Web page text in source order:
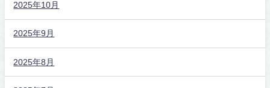
2025年10月
2025年9月
2025年8月